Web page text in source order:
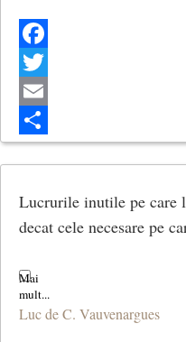
Facebook
Twitter
Email
Share
Lucrurile inutile pe care
decat cele necesare pe
Luc de C. Vauvenargues